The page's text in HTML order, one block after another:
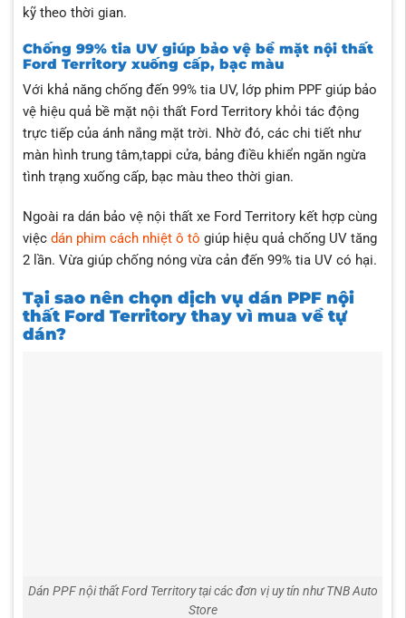
kỹ theo thời gian.
Chống 99% tia UV giúp bảo vệ bề mặt nội thất
Ford Territory xuống cấp, bạc màu
Với khả năng chống đến 99% tia UV, lớp phim PPF giúp bảo
vệ hiệu quả bề mặt nội thất Ford Territory khỏi tác động
trực tiếp của ánh nắng mặt trời. Nhờ đó, các chi tiết như
màn hình trung tâm,tappi cửa, bảng điều khiển ngăn ngừa
tình trạng xuống cấp, bạc màu theo thời gian.
Ngoài ra dán bảo vệ nội thất xe Ford Territory kết hợp cùng
việc dán phim cách nhiệt ô tô giúp hiệu quả chống UV tăng
2 lần. Vừa giúp chống nóng vừa cản đến 99% tia UV có hại.
Tại sao nên chọn dịch vụ dán PPF nội
thất Ford Territory thay vì mua về tự
dán?
Dán PPF nội thất Ford Territory tại các đơn vị uy tín như TNB Auto
Store